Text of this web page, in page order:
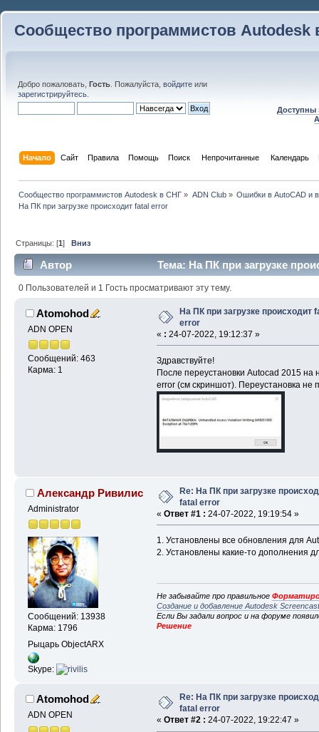
Сообщество программистов Autodesk
Добро пожаловать, Гость . Пожалуйста, войдите или
зарегистрируйтесь
Доступны
Начало Сайт Правила Помощь Поиск Непрочитанные Календарь
Сообщество программистов Autodesk в СНГ » ADN Club» Ошибки в AutoCAD и
На ПК при загрузке происходит fatal error
Страницы: [1]Вниз
Автор
Тема: На ПК при загрузке
раз)
0 Пользователей и 1 Гость просматривают эту тему.
Atomohod
ADN OPEN
Сообщений: 463
Карма: 1
На ПК при загрузке происходит
error
« : 24-07-2022, 19:12:37 »
Здравствуйте!
После переустановки Autocad 2015 на
error (см скриншот). Переустановка не
Александр Ривилис
Administrator
Сообщений: 13938
Карма: 1796
Рыцарь ObjectARX
Skype:
Re: На ПК при загрузке
fatal error
« Ответ #1 : 24-07-2022, 19:19:54 »
1. Установлены все обновления для
2. Установлены какие-то дополнения
Не забывайте про правильное
Создание и добавление Autodesk
Если Вы задали вопрос и на форуме
Решение
Atomohod
ADN OPEN
Re: На ПК при загрузке
fatal error
« Ответ #2 : 24-07-2022, 19:22:47 »